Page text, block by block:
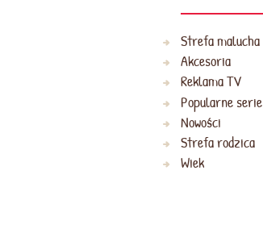
Strefa malucha
Akcesoria
Reklama TV
Popularne serie
Nowości
Strefa rodzica
Wiek